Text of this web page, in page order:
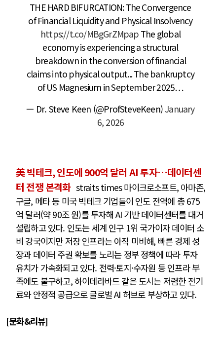
THE HARD BIFURCATION: The Convergence
of Financial Liquidity and Physical Insolvency
https://t.co/MBgGrZMpap The global
economy is experiencing a structural
breakdown in the conversion of financial
claims into physical output... The bankruptcy
of US Magnesium in September 2025…
— Dr. Steve Keen (@ProfSteveKeen)January
6, 2026
美 빅테크, 인도에 900억 달러 AI 투자…데이터센
터 전쟁 본격화 straits times 마이크로소프트, 아마존,
구글, 메타 등 미국 빅테크 기업들이 인도 전역에 총 675
억 달러(약 90조 원)를 투자해 AI 기반 데이터센터를 대거
설립하고 있다. 인도는 세계 인구 1위 국가이자 데이터 소
비 강국이지만 저장 인프라는 아직 미비해, 빠른 경제 성
장과 데이터 주권 확보를 노리는 정부 정책에 따라 투자
유치가 가속화되고 있다. 전력·토지·수자원 등 인프라 부
족에도 불구하고, 하이데라바드 같은 도시는 저렴한 전기
료와 안정적 공급으로 글로벌 AI 허브로 부상하고 있다.
[문화&리뷰]